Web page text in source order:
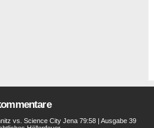
vs. Science City Jena 79:58 | Ausgabe 39